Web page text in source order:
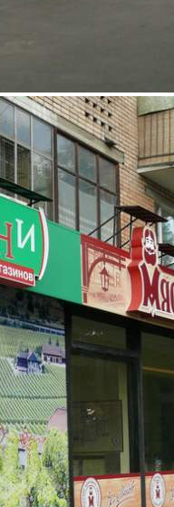
Аренда
Торговый Центр
6080 - Г.
Москва / Московская обл
Получить контакты
Аренда 210 кв.м.ул. Юных
свободная планировка,
ближайшие метро
ремонт, 35ква, коммун
якорные арендаторы
включая все
631 (+2)
Навигация
Характеристики
О помещении
Где находится
Контакты
Другие объявления